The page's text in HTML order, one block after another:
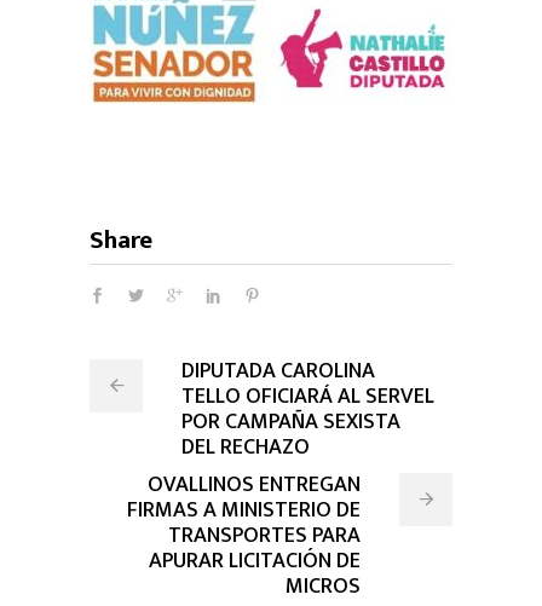
Share
DIPUTADA CAROLINA
TELLO OFICIARÁ AL SERVEL
POR CAMPAÑA SEXISTA
DEL RECHAZO
OVALLINOS ENTREGAN
FIRMAS A MINISTERIO DE
TRANSPORTES PARA
APURAR LICITACIÓN DE
MICROS